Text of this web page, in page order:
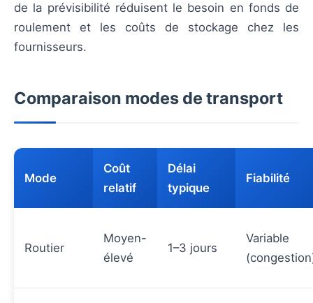
de la prévisibilité réduisent le besoin en fonds de
roulement et les coûts de stockage chez les
fournisseurs.
Comparaison modes de transport
Mode
Coût
relatif
Délai
typique
Fiabilité
Routier
Moyen-
élevé
1–3 jours
Variable